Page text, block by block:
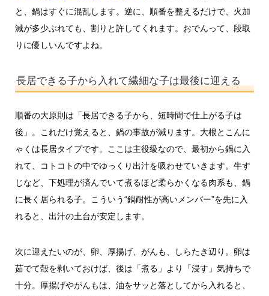
と、鍋はすぐに混乱します。逆に、順番を整えるだけで、火加
減が多少ぶれても、割りと許してくれます。おでんって、段取
りに優しいんですよね。
長居できる子から入れて繊細な子は最後に迎える
順番の大原則は「長居できる子から、短時間で仕上がる子は
後」。これだけ覚えると、鍋の事故が減ります。大根とこんに
ゃくは長居タイプです。ここは主役級なので、最初から鍋に入
れて、コトコトの中でゆっくり出汁を吸わせていきます。牛す
じなど、下処理が済んでいて煮るほど柔らかくなる肉系も、鍋
に長く居られる子。こういう“鍋耐性が高いメンバー”を先に入
れると、出汁の土台が安定します。
次に迎えたいのが、卵、厚揚げ、がんも、しらたき辺り。卵は
茹でて殻を剥いておけば、後は「煮る」より「浸す」気持ちで
十分。厚揚げやがんもは、油をサッと落としてから入れると、